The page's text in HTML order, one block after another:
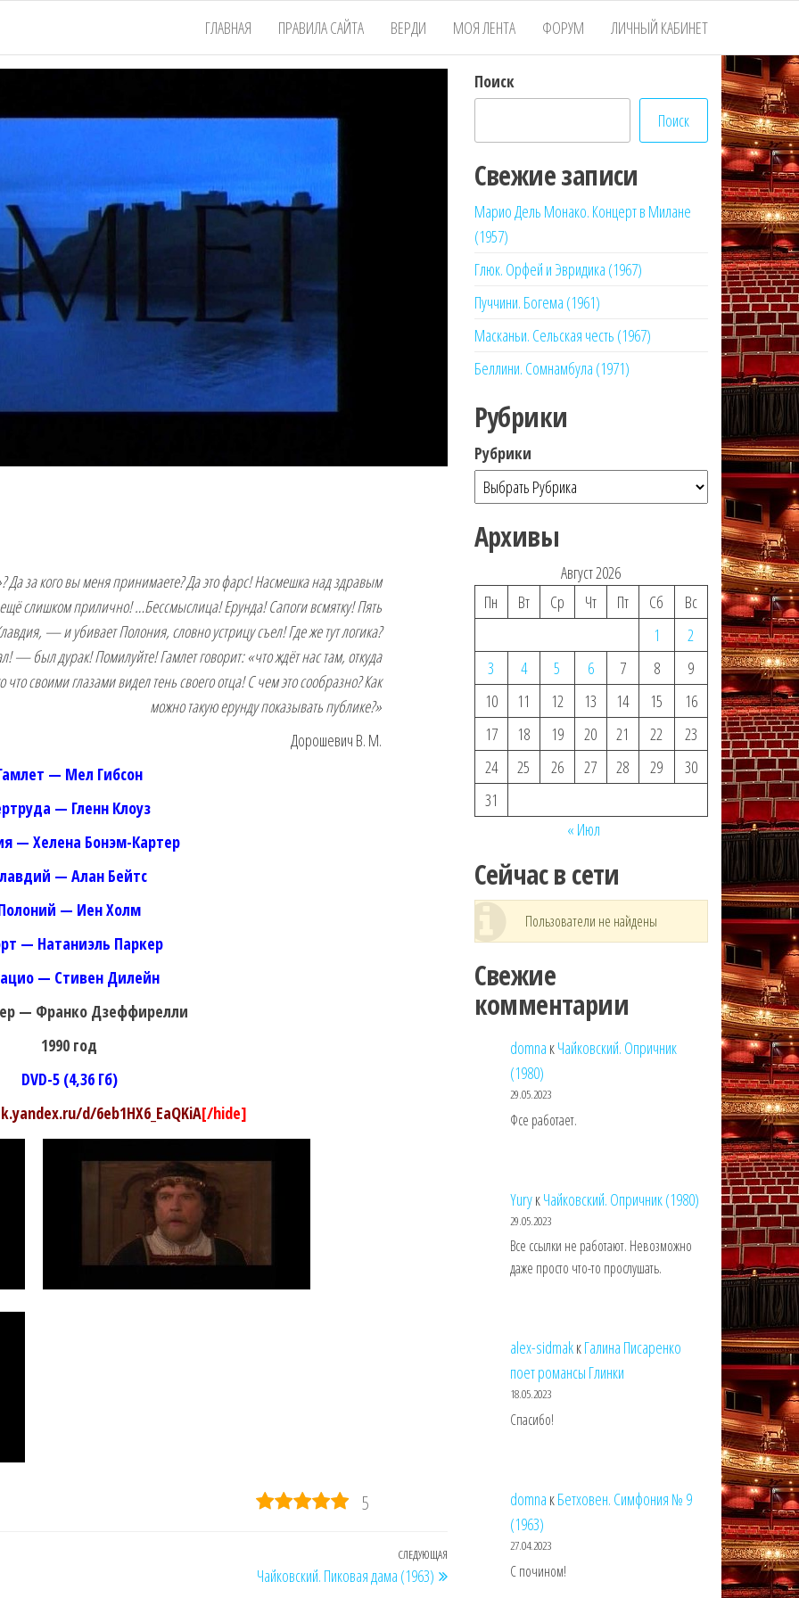
ГЛАВНАЯ ПРАВИЛА САЙТА ВЕРДИ МОЯ ЛЕНТА ФОРУМ ЛИЧНЫЙ КАБИНЕТ
Да за кого вы меня принимаете? Да это фарс! Насмешка над здравым
ещё слишком прилично! …Бессмыслица! Ерунда! Сапоги всмятку! Пять
— и убивает Полония, словно устрицу съел! Где же тут логика?
был дурак! Помилуйте! Гамлет говорит: «что ждёт нас там, откуда
своими глазами видел тень своего отца! С чем это сообразно? Как
можно такую ерунду показывать публике?»
Дорошевич В. М.
— Мел Гибсон
— Гленн Клоуз
— Хелена Бонэм-Картер
— Алан Бейтс
— Иен Холм
— Натаниэль Паркер
— Стивен Дилейн
— Франко Дзеффирелли
1990 год
DVD-5 (4,36 Гб)
d/6eb1HX6_EaQKiA[/hide]
5
Следующая
запись
СЛЕДУЮЩАЯ
Чайковский. Пиковая дама (1963)
Поиск
Поиск
Свежие записи
Марио Дель Монако. Концерт в Милане
(1957)
Глюк. Орфей и Эвридика (1967)
Пуччини. Богема (1961)
Масканьи. Сельская честь (1967)
Беллини. Сомнамбула (1971)
Рубрики
Рубрики
Архивы
Август 2026
Пн
Вт Ср Чт Пт Сб
Вс
1
2
3
4 5 6 7 8
9
10
11 12 13 14 15
16
17
18 19 20 21 22
23
24
25 26 27 28 29
30
31
« Июл
Сейчас в сети
Пользователи не найдены
Свежие
комментарии
domna кЧайковский. Опричник
(1980)
29.05.2023
Фсе работает.
YuryкЧайковский. Опричник (1980)
29.05.2023
Все ссылки не работают. Невозможно
даже просто что-то прослушать.
alex-sidmakкГалина Писаренко
поет романсы Глинки
18.05.2023
Спасибо!
domna кБетховен. Симфония № 9
(1963)
27.04.2023
С почином!